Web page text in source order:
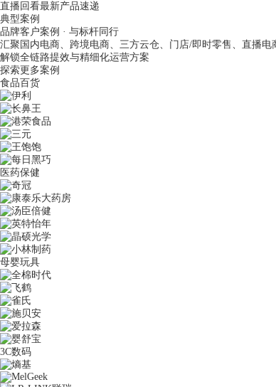
直播回看最新产品速递
典型案例
品牌客户案例 · 与标杆同行
汇聚国内电商、跨境电商、三方云仓、门店/即时零售、直播电
解锁全链路提效与精细化运营方案
探索更多案例
食品百货
医药保健
母婴玩具
3C数码